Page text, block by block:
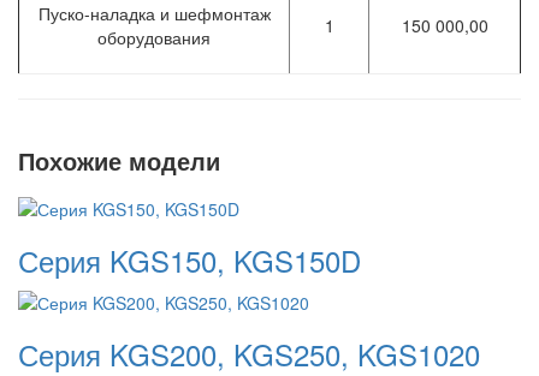
Пуско-наладка и шефмонтаж
оборудования
1 150 000,00
Похожие модели
Серия KGS150, KGS150D
Серия KGS200, KGS250, KGS1020